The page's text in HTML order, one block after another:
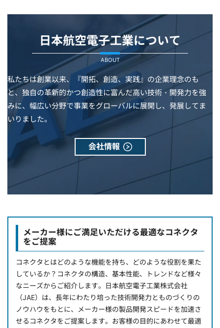
日本航空電子工業について
ABOUT
私たちは創業以来、『開拓、創造、実践』の企業理念のも
と、独自の革新的かつ創造性に富んだ高い技術・開発力を強
みに、幅広い分野で事業をグローバルに展開し、発展してま
いりました。
会社情報
メーカー様にご満足いただける最適なコネクタ
をご提案
コネクタとはどのような機能を持ち、どのような役割を果た
しているか？コネクタの構造、基本性能、トレンドなど様々
なニーズからご紹介します。日本航空電子工業株式会社
（JAE）は、長年にわたり培った技術開発力とものづくりの
ノウハウをもとに、メーカー様の製品開発スピードを加速さ
せるコネクタをご提案します。お客様の目的にあわせて最適